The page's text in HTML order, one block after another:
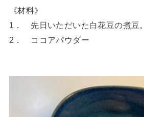
《材料》
1． 先日いただいた白花豆の煮豆。
2． ココアパウダー